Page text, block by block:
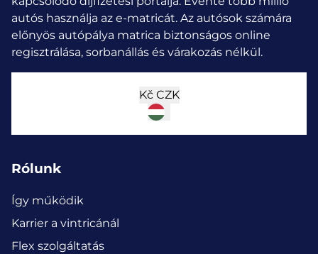
autós használja az e-matricát. Az autósok számára
előnyös autópálya matrica biztonságos online
regisztrálása, sorbanállás és várakozás nélkül.
Kč CZK
Rólunk
Így működik
Karrier a vintricánál
Flex szolgáltatás